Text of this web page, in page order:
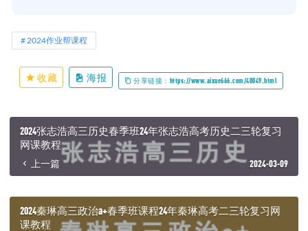
2024作业帮课程
收藏 海报 分享链接：https://www.aixue666.com/40049.html
2024张志浩高三历史春季班24年张志浩高考历史二三轮复习
网课教程
上一篇 2024-03-09
2024秦琳高三政治a+春季班课程24年秦琳高考二三轮复习网
课教程